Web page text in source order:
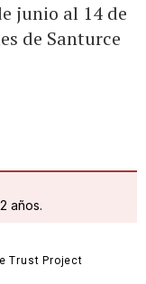
junio al 14 de
de Santurce
años.